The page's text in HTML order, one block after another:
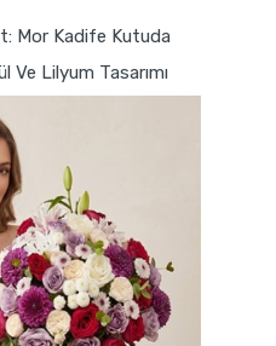
Mor Kadife Kutuda
Ve Lilyum Tasarımı